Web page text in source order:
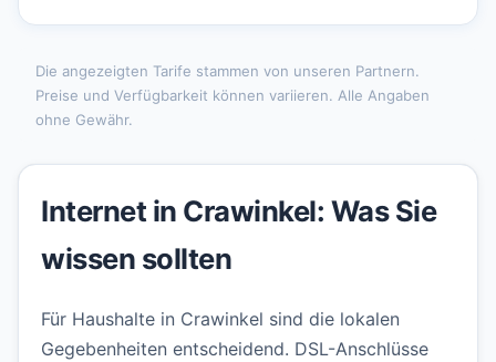
Die angezeigten Tarife stammen von unseren Partnern.
Preise und Verfügbarkeit können variieren. Alle Angaben
ohne Gewähr.
Internet in Crawinkel: Was Sie
wissen sollten
Für Haushalte in Crawinkel sind die lokalen
Gegebenheiten entscheidend. DSL-Anschlüsse